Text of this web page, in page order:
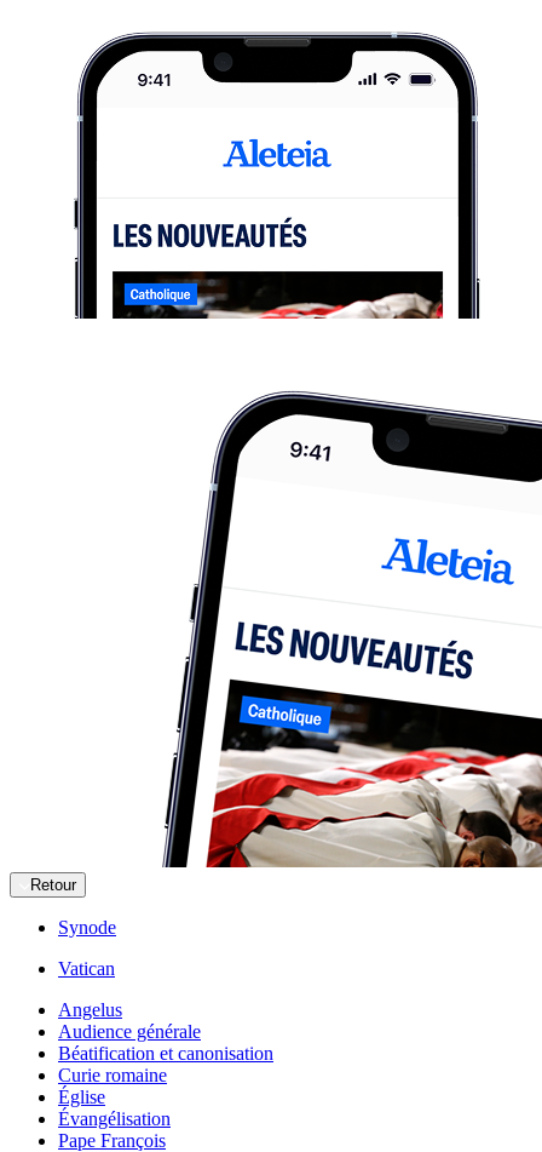
Retour
Synode
Vatican
Angelus
Audience générale
Béatification et canonisation
Curie romaine
Église
Évangélisation
Pape François